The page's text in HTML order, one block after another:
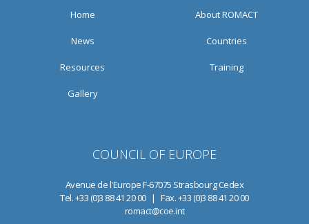
Home About ROMACT
News Countries
Resources Training
Gallery
COUNCIL OF EUROPE
Avenue de l'Europe F-67075 Strasbourg Cedex
Tel. +33 (0)3 88 41 20 00 | Fax. +33 (0)3 88 41 20 00
romact@coe.int